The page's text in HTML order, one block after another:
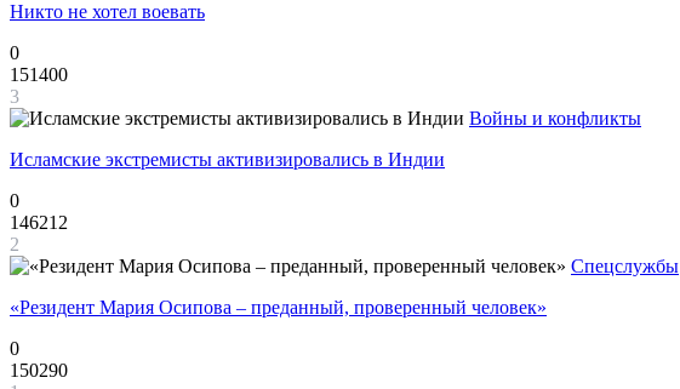
Никто не хотел воевать
0
151400
3
Войны и конфликты
Исламские экстремисты активизировались в Индии
0
146212
2
Спецслужбы
«Резидент Мария Осипова – преданный, проверенный человек»
0
150290